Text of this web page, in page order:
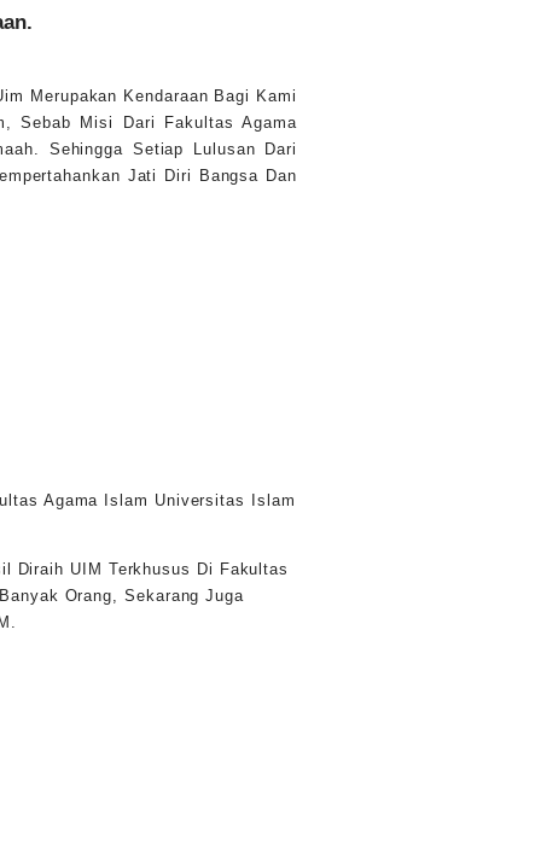
Merupakan Kendaraan Bagi Kami
Sebab Misi Dari Fakultas Agama
Sehingga Setiap Lulusan Dari
Jati Diri Bangsa Dan
Agama Islam Universitas Islam
Diraih UIM Terkhusus Di Fakultas
Orang, Sekarang Juga